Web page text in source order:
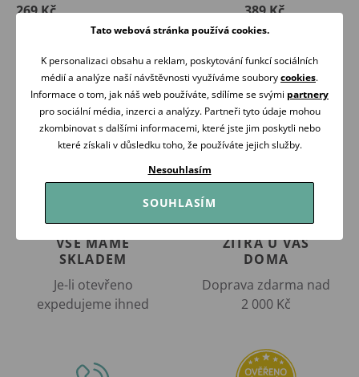
269 Kč
Koupit
389 Kč
Skladem
Koupit
VŠE MÁME
SKLADEM
Je-li otevřeno
expedujeme ihned
ZÍTRA U VÁS
DOMA
Doprava zdarma nad
2 000 Kč
Tato webová stránka používá cookies.
K personalizaci obsahu a reklam, poskytování funkcí sociálních
médií a analýze naší návštěvnosti využíváme souborycookies.
Informace o tom, jak náš web používáte, sdílíme se svými partnery
pro sociální média, inzerci a analýzy. Partneři tyto údaje mohou
zkombinovat s dalšími informacemi, které jste jim poskytli nebo
které získali v důsledku toho, že používáte jejich služby.
Nesouhlasím
SOUHLASÍM